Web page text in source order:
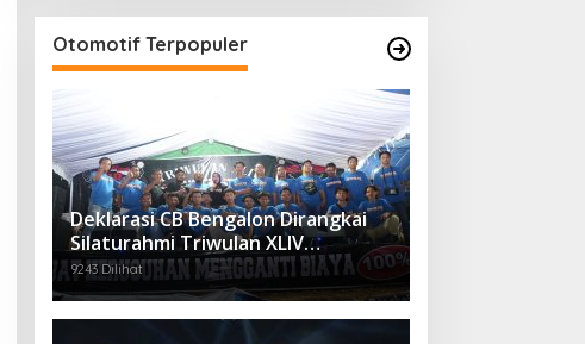
Otomotif Terpopuler
Deklarasi CB Bengalon Dirangkai
Silaturahmi Triwulan XLIV
Kalimantan Timur
9243 Dilihat